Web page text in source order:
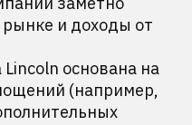
и доходы от
основана на
(например,